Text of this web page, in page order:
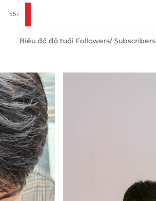
Biểu đồ độ tuổi Followers/ Subscribers